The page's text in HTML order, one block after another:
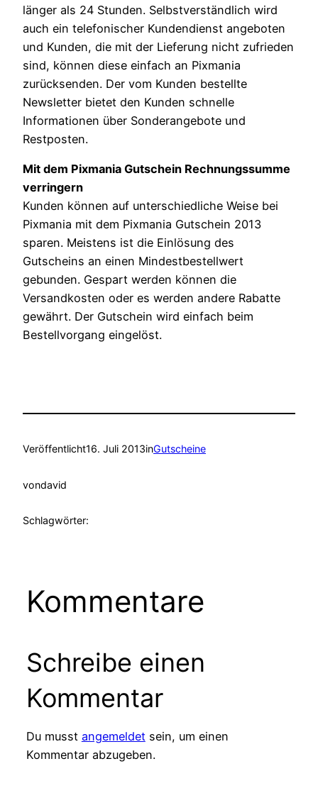
länger als 24 Stunden. Selbstverständlich wird
auch ein telefonischer Kundendienst angeboten
und Kunden, die mit der Lieferung nicht zufrieden
sind, können diese einfach an Pixmania
zurücksenden. Der vom Kunden bestellte
Newsletter bietet den Kunden schnelle
Informationen über Sonderangebote und
Restposten.
Mit dem Pixmania Gutschein Rechnungssumme
verringern
Kunden können auf unterschiedliche Weise bei
Pixmania mit dem Pixmania Gutschein 2013
sparen. Meistens ist die Einlösung des
Gutscheins an einen Mindestbestellwert
gebunden. Gespart werden können die
Versandkosten oder es werden andere Rabatte
gewährt. Der Gutschein wird einfach beim
Bestellvorgang eingelöst.
Veröffentlicht16. Juli 2013inGutscheine
vondavid
Schlagwörter:
Kommentare
Schreibe einen
Kommentar
Du musst angemeldetsein, um einen
Kommentar abzugeben.